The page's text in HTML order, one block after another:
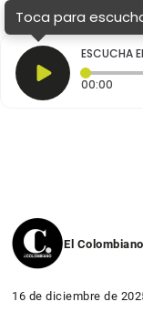
Toca para
ESCUCHA
00:00
El Colombiano
16 de diciembre de